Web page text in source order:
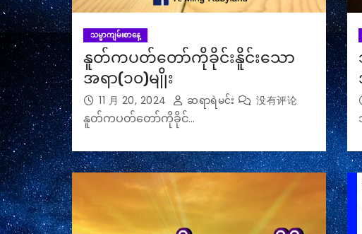
သမ္မာကျမ်းစာနေ့
နူတ်ကပတ်တော်ကိုခိုင်းနိူင်းသော
အရာ(၁၀)မျိုး
11 月 20, 2024 ဆရာရဲမင်း 没有评论
နူတ်ကပတ်တော်ကိုခိုင်…